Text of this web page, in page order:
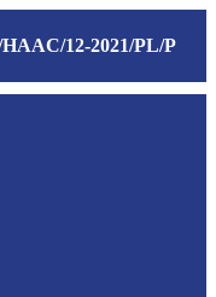
12-2021/PL/P